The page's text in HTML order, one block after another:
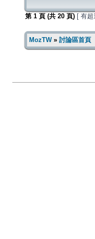
第 1 頁 (共 20 頁) [ 有
MozTW» 討論區首頁